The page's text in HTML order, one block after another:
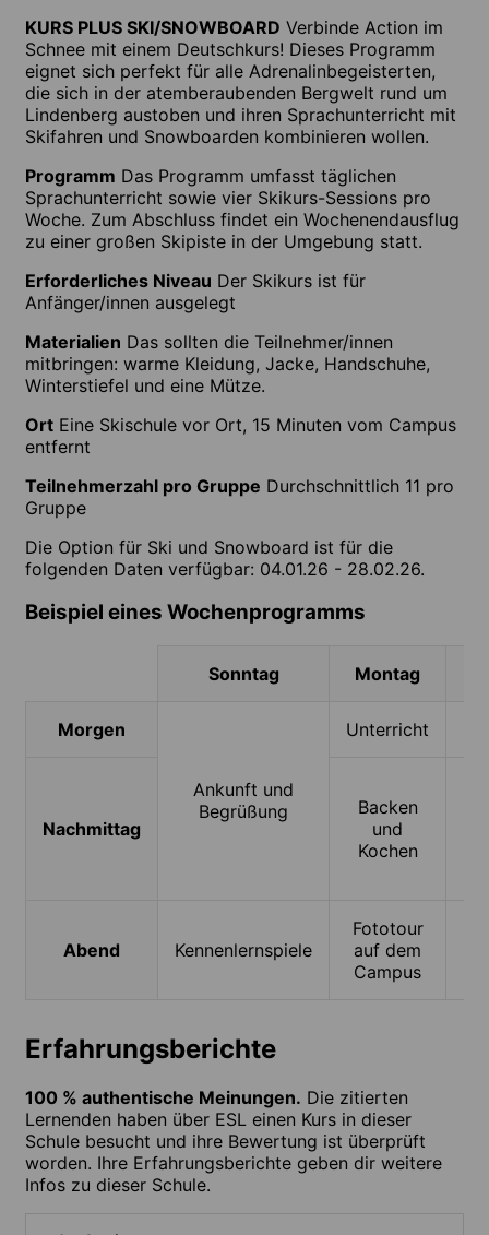
KURS PLUS SKI/SNOWBOARD Verbinde Action im
Schnee mit einem Deutschkurs! Dieses Programm
eignet sich perfekt für alle Adrenalinbegeisterten,
die sich in der atemberaubenden Bergwelt rund um
Lindenberg austoben und ihren Sprachunterricht mit
Skifahren und Snowboarden kombinieren wollen.
Programm Das Programm umfasst täglichen
Sprachunterricht sowie vier Skikurs-Sessions pro
Woche. Zum Abschluss findet ein Wochenendausflug
zu einer großen Skipiste in der Umgebung statt.
Erforderliches Niveau Der Skikurs ist für
Anfänger/innen ausgelegt
Materialien Das sollten die Teilnehmer/innen
mitbringen: warme Kleidung, Jacke, Handschuhe,
Winterstiefel und eine Mütze.
Ort Eine Skischule vor Ort, 15 Minuten vom Campus
entfernt
Teilnehmerzahl pro Gruppe Durchschnittlich 11 pro
Gruppe
Die Option für Ski und Snowboard ist für die
folgenden Daten verfügbar: 04.01.26 - 28.02.26.
Beispiel eines Wochenprogramms
Sonntag Montag
Morgen
Ankunft und
Begrüßung
Unterricht
Nachmittag
Backen
und
Kochen
Abend Kennenlernspiele
Fototour
auf dem
Campus
Erfahrungsberichte
100 % authentische Meinungen. Die zitierten
Lernenden haben über ESL einen Kurs in dieser
Schule besucht und ihre Bewertung ist überprüft
worden. Ihre Erfahrungsberichte geben dir weitere
Infos zu dieser Schule.